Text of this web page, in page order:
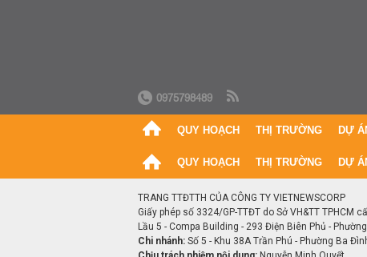
0975798489
QUY HOẠCH THỊ TRƯỜNG DỰ
QUY HOẠCH THỊ TRƯỜNG DỰ
TRANG TTĐTTH CỦA CÔNG TY VIETNEWSCORP
Giấy phép số 3324/GP-TTĐT do Sở VH&TT TPHCM
Lầu 5 - Compa Building - 293 Điện Biên Phủ - Phường
Chi nhánh: Số 5 - Khu 38A Trần Phú - Phường Ba